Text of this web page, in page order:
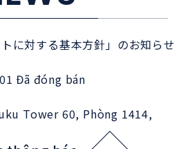
に対する基本方針」のお知らせ
Đã đóng bán
Tower 60, Phòng 1414,